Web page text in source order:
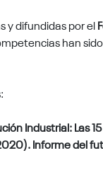
y difundidas por el
han
Industrial: Las
Informe del